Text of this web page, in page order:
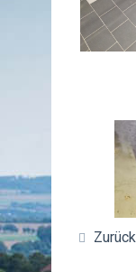
Zurück